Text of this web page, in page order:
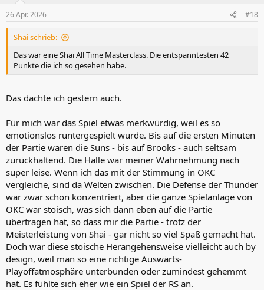
e
n
26 Apr. 2026 #18
Shai schrieb:
Das war eine Shai All Time Masterclass. Die entspanntesten 42
Punkte die ich so gesehen habe.
Das dachte ich gestern auch.
Für mich war das Spiel etwas merkwürdig, weil es so
emotionslos runtergespielt wurde. Bis auf die ersten Minuten
der Partie waren die Suns - bis auf Brooks - auch seltsam
zurückhaltend. Die Halle war meiner Wahrnehmung nach
super leise. Wenn ich das mit der Stimmung in OKC
vergleiche, sind da Welten zwischen. Die Defense der Thunder
war zwar schon konzentriert, aber die ganze Spielanlage von
OKC war stoisch, was sich dann eben auf die Partie
übertragen hat, so dass mir die Partie - trotz der
Meisterleistung von Shai - gar nicht so viel Spaß gemacht hat.
Doch war diese stoische Herangehensweise vielleicht auch by
design, weil man so eine richtige Auswärts-
Playoffatmosphäre unterbunden oder zumindest gehemmt
hat. Es fühlte sich eher wie ein Spiel der RS an.